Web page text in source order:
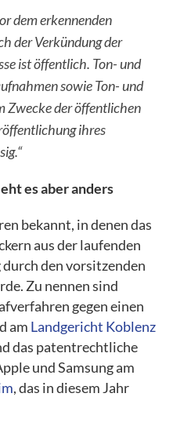
dem erkennenden
der Verkündung der
ist öffentlich. Ton- und
sowie Ton- und
Zwecke der öffentlichen
ihres
es aber anders
bekannt, in denen das
aus der laufenden
den vorsitzenden
Zu nennen sind
gegen einen
am Landgericht Koblenz
das patentrechtliche
und Samsung am
, das in diesem Jahr